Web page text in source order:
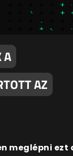
A
AZ
meglépni ezt